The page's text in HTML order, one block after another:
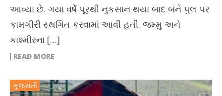
આવ્યા છે. ગયા વર્ષે પૂરથી નુકસાન થયા બાદ બંને પુલ પર
કામગીરી સ્થગિત કરવામાં આવી હતી. જમ્મુ અને
કાશ્મીરના […]
READ MORE
ગુજરાતી